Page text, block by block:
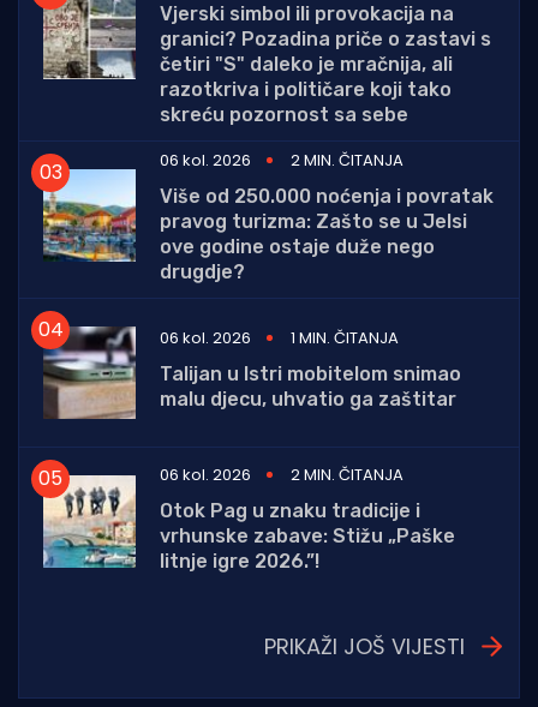
Vjerski simbol ili provokacija na
granici? Pozadina priče o zastavi s
četiri "S" daleko je mračnija, ali
razotkriva i političare koji tako
skreću pozornost sa sebe
06 kol. 2026
2 MIN. ČITANJA
Više od 250.000 noćenja i povratak
pravog turizma: Zašto se u Jelsi
ove godine ostaje duže nego
drugdje?
06 kol. 2026
1 MIN. ČITANJA
Talijan u Istri mobitelom snimao
malu djecu, uhvatio ga zaštitar
06 kol. 2026
2 MIN. ČITANJA
Otok Pag u znaku tradicije i
vrhunske zabave: Stižu „Paške
litnje igre 2026.”!
PRIKAŽI JOŠ VIJESTI